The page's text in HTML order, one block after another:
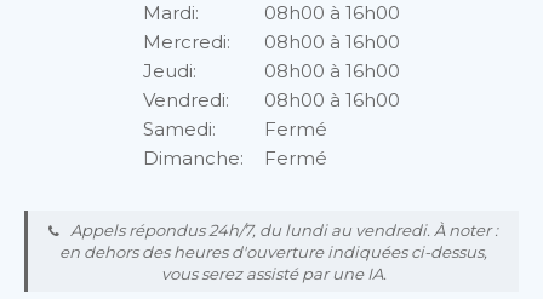
Mardi:
08h00 à 16h00
Mercredi:
08h00 à 16h00
Jeudi:
08h00 à 16h00
Vendredi:
08h00 à 16h00
Samedi:
Fermé
Dimanche:
Fermé
Appels répondus 24h/7, du lundi au vendredi. À noter :
en dehors des heures d'ouverture indiquées ci-dessus,
vous serez assisté par une IA.